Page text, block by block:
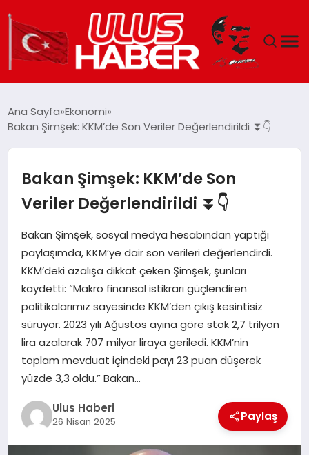
DÜNYA
EKONOMI
SIYASET
TEKNOLOJI
MAGAZIN
YAŞAM
Ana Sayfa Ekonomi
Bakan Şimşek: KKM’de Son Veriler Değerlendirildi ⏬👇
Bakan Şimşek: KKM’de Son
Veriler Değerlendirildi ⏬👇
Bakan Şimşek, sosyal medya hesabından yaptığı
paylaşımda, KKM’ye dair son verileri değerlendirdi.
KKM’deki azalışa dikkat çeken Şimşek, şunları
kaydetti: “Makro finansal istikrarı güçlendiren
politikalarımız sayesinde KKM’den çıkış kesintisiz
sürüyor. 2023 yılı Ağustos ayına göre stok 2,7 trilyon
lira azalarak 707 milyar liraya geriledi. KKM’nin
toplam mevduat içindeki payı 23 puan düşerek
yüzde 3,3 oldu.” Bakan…
Ulus Haberi
26 Nisan 2025 Paylaş